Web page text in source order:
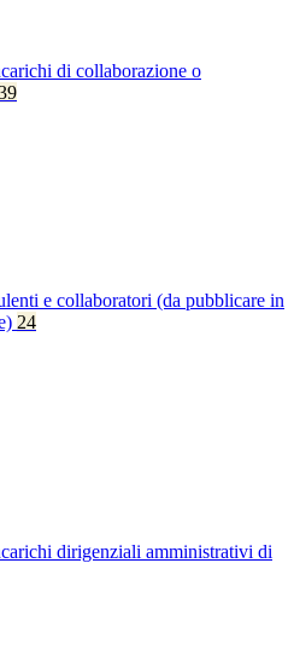
di collaborazione o
e collaboratori (da pubblicare in
24
dirigenziali amministrativi di